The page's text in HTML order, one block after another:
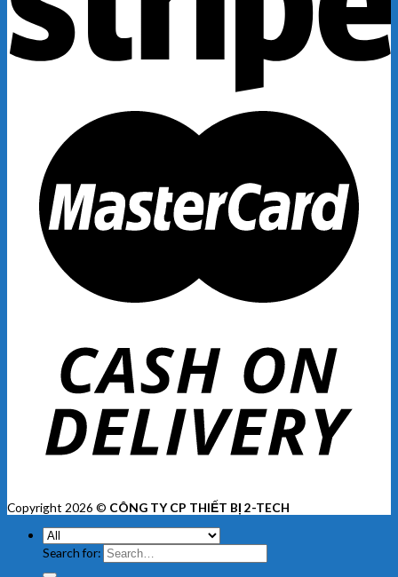
Copyright 2026 © CÔNG TY CP THIẾT BỊ 2-TECH
Search for: